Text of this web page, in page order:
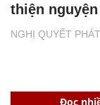
NGHỊ QUYẾT
thiện nguyện
Đọc